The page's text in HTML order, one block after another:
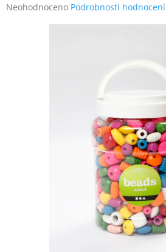
Průměrné
Neohodnoceno Podrobnosti hodnocení